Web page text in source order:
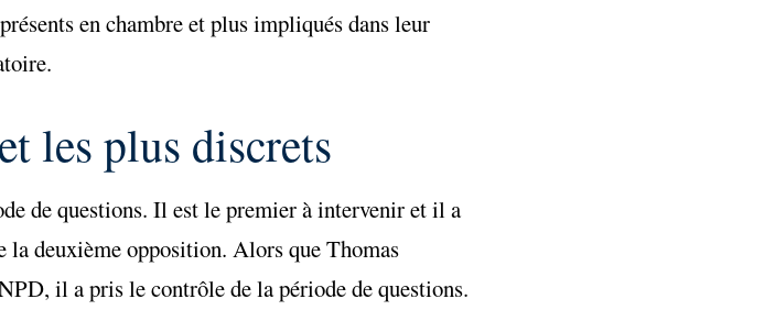
en chambre et plus impliqués dans leur
les plus discrets
de questions. Il est le premier à intervenir et il a
la deuxième opposition. Alors que Thomas
il a pris le contrôle de la période de questions.